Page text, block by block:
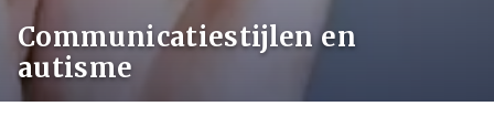
Communicatiestijlen en
autisme